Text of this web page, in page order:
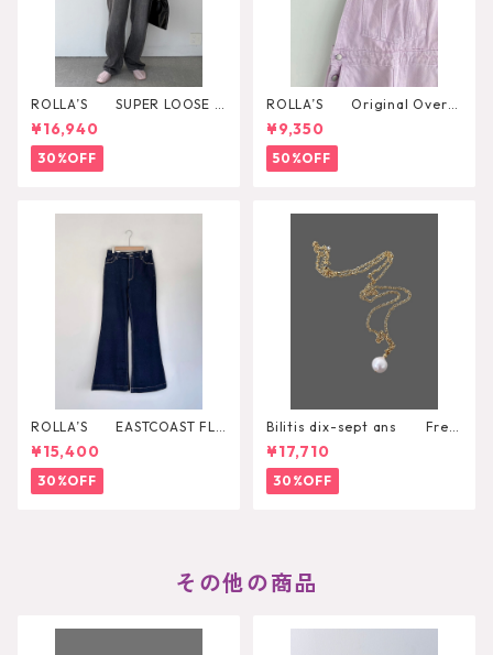
ROLLA’S SUPER LOOSE B
LACK STONE
¥16,940
30%OFF
ROLLA’S Original Overal
l¥9,350
50%OFF
ROLLA’S EASTCOAST FLA
RE AVA
¥15,400
30%OFF
Bilitis dix-sept ans Fres
h Pearl Pendant
¥17,710
30%OFF
その他の商品